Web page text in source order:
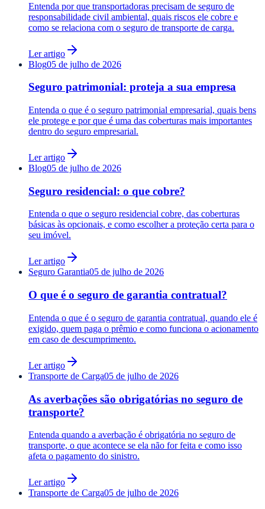
Entenda por que transportadoras precisam de seguro de
responsabilidade civil ambiental, quais riscos ele cobre e
como se relaciona com o seguro de transporte de carga.
Ler artigo
Blog05 de julho de 2026
Seguro patrimonial: proteja a sua empresa
Entenda o que é o seguro patrimonial empresarial, quais bens
ele protege e por que é uma das coberturas mais importantes
dentro do seguro empresarial.
Ler artigo
Blog05 de julho de 2026
Seguro residencial: o que cobre?
Entenda o que o seguro residencial cobre, das coberturas
básicas às opcionais, e como escolher a proteção certa para o
seu imóvel.
Ler artigo
Seguro Garantia05 de julho de 2026
O que é o seguro de garantia contratual?
Entenda o que é o seguro de garantia contratual, quando ele é
exigido, quem paga o prêmio e como funciona o acionamento
em caso de descumprimento.
Ler artigo
Transporte de Carga05 de julho de 2026
As averbações são obrigatórias no seguro de
transporte?
Entenda quando a averbação é obrigatória no seguro de
transporte, o que acontece se ela não for feita e como isso
afeta o pagamento do sinistro.
Ler artigo
Transporte de Carga05 de julho de 2026